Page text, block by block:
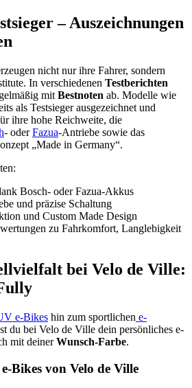
– Auszeichnungen
nicht nur ihre Fahrer, sondern
In verschiedenen Testberichten
mit Bestnoten ab. Modelle wie
als Testsieger ausgezeichnet und
ihre hohe Reichweite, die
- oderFazua-Antriebe sowie das
„Made in Germany“.
Bosch- oder Fazua-Akkus
und präzise Schaltung
und Custom Made Design
zu Fahrkomfort, Langlebigkeit
bei Velo de Ville:
e-Bikes hin zum sportlichen e-
du bei Velo de Ville dein persönliches e-
mit deinerWunsch-Farbe.
Bikes von Velo de Ville